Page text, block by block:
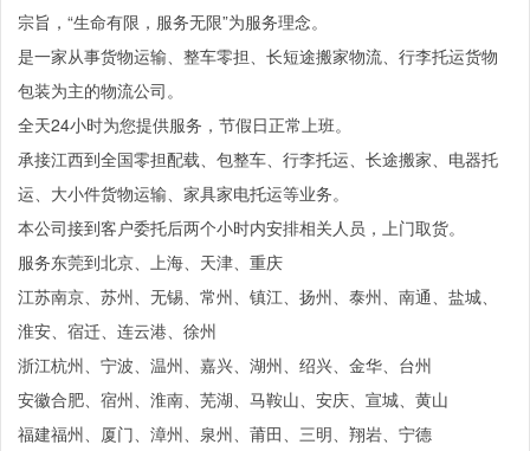
宗旨，“生命有限，服务无限”为服务理念。
是一家从事货物运输、整车零担、长短途搬家物流、行李托运货物
包装为主的物流公司。
全天24小时为您提供服务，节假日正常上班。
承接江西到全国零担配载、包整车、行李托运、长途搬家、电器托
运、大小件货物运输、家具家电托运等业务。
本公司接到客户委托后两个小时内安排相关人员，上门取货。
服务东莞到北京、上海、天津、重庆
江苏南京、苏州、无锡、常州、镇江、扬州、泰州、南通、盐城、
淮安、宿迁、连云港、徐州
浙江杭州、宁波、温州、嘉兴、湖州、绍兴、金华、台州
安徽合肥、宿州、淮南、芜湖、马鞍山、安庆、宣城、黄山
福建福州、厦门、漳州、泉州、莆田、三明、翔岩、宁德